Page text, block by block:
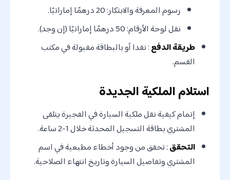
رسوم المعرفة والابتكار: 20 درهمًا إماراتيًا.
نقل لوحة الأرقام: 50 درهمًا إماراتيًا (إن وجد).
طريقة الدفع: نقدا أو بالبطاقة مقبولة في مكتب
القسم.
استلام الملكية الجديدة
إتمام كيفية نقل ملكية السيارة في الفجيرة يتلقى
المشتري بطاقة التسجيل المحدثة خلال 1-2 ساعة.
التحقق: تحقق من وجود أخطاء مطبعية في اسم
المشتري وتفاصيل السيارة وتاريخ انتهاء الصلاحية.